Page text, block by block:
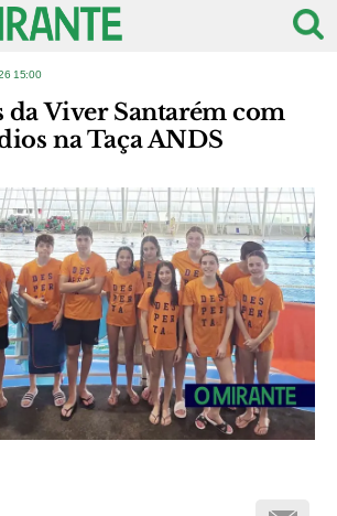
15:00
da Viver Santarém com
na Taça ANDS